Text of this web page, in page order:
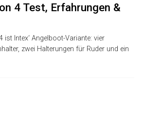
4 Test, Erfahrungen &
ist Intex‘ Angelboot-Variante: vier
zwei Halterungen für Ruder und ein